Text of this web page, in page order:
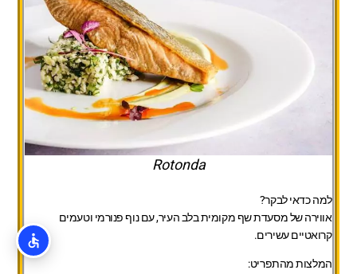
Rotonda
למה כדאי לבקר?
אווירה של מסעדת שף מקומית בלב העיר, עם נוף פנורמי וטעמים
קרואטיים עשירים.
המלצות מהתפריט: